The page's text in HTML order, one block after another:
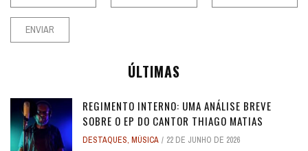
ÚLTIMAS
REGIMENTO INTERNO: UMA ANÁLISE BREVE
SOBRE O EP DO CANTOR THIAGO MATIAS
DESTAQUES, MÚSICA 22 DE JUNHO DE 2026